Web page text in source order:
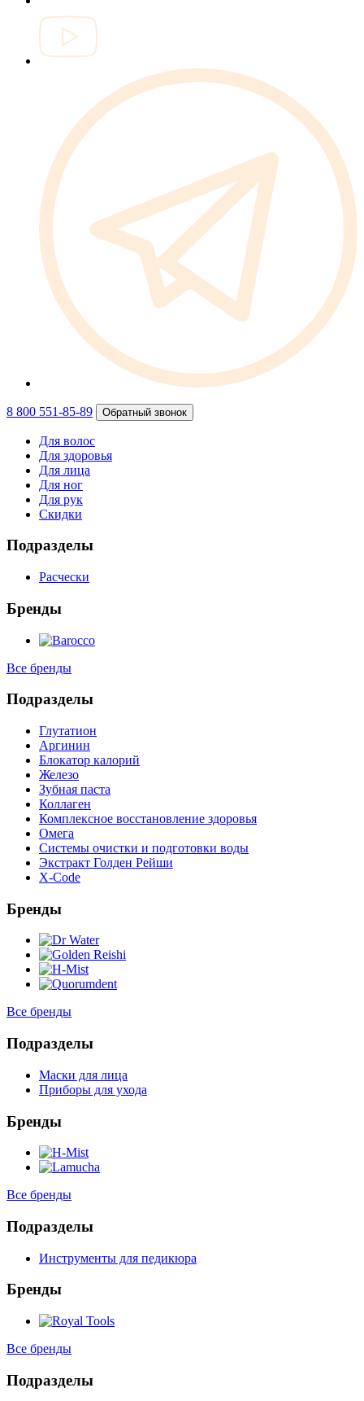
8 800 551-85-89 Обратный звонок
Для волос
Для здоровья
Для лица
Для ног
Для рук
Скидки
Подразделы
Расчески
Бренды
Все бренды
Подразделы
Глутатион
Аргинин
Блокатор калорий
Железо
Зубная паста
Коллаген
Комплексное восстановление здоровья
Омега
Системы очистки и подготовки воды
Экстракт Голден Рейши
X-Code
Бренды
Все бренды
Подразделы
Маски для лица
Приборы для ухода
Бренды
Все бренды
Подразделы
Инструменты для педикюра
Бренды
Все бренды
Подразделы